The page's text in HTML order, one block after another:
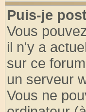
Puis-je
Vous
il n'y a
sur ce
un serveur
Vous ne